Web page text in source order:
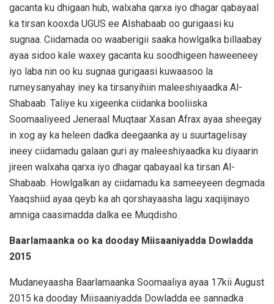
gacanta ku dhigaan hub, walxaha qarxa iyo dhagar qabayaal
ka tirsan kooxda UGUS ee Alshabaab oo gurigaasi ku
sugnaa. Ciidamada oo waaberigii saaka howlgalka billaabay
ayaa sidoo kale waxey gacanta ku soodhigeen haweeneey
iyo laba nin oo ku sugnaa gurigaasi kuwaasoo la
rumeysanyahay iney ka tirsanyihiin maleeshiyaadka Al-
Shabaab. Taliye ku xigeenka ciidanka booliiska
Soomaaliyeed Jeneraal Muqtaar Xasan Afrax ayaa sheegay
in xog ay ka heleen dadka deegaanka ay u suurtagelisay
ineey ciidamadu galaan guri ay maleeshiyaadka ku diyaarin
jireen walxaha qarxa iyo dhagar qabayaal ka tirsan Al-
Shabaab. Howlgalkan ay ciidamadu ka sameeyeen degmada
Yaaqshiid ayaa qeyb ka ah qorshayaasha lagu xaqiijinayo
amniga caasimadda dalka ee Muqdisho.
Baarlamaanka oo ka dooday Miisaaniyadda Dowladda
2015
Mudaneyaasha Baarlamaanka Soomaaliya ayaa 17kii August
2015 ka dooday Miisaaniyadda Dowladda ee sannadka